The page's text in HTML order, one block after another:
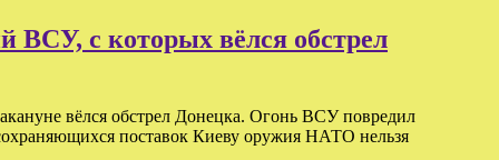
ВСУ, с которых вёлся обстрел
вёлся обстрел Донецка. Огонь ВСУ повредил
поставок Киеву оружия НАТО нельзя